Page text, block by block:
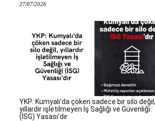
27/07/2026
YKP: Kumyalı’da çöken sadece bir silo değil,
yıllardır işletilmeyen İş Sağlığı ve Güvenliği
(İSG) Yasası’dır